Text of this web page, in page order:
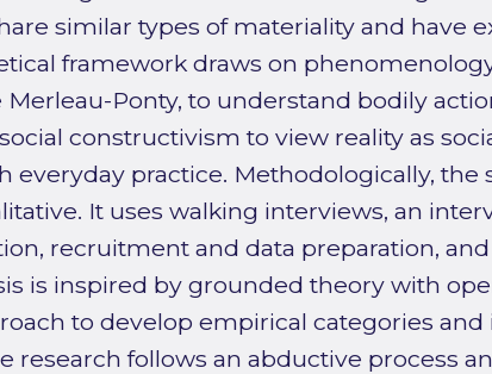
similar types of materiality and have
framework draws on
Ponty, to understand bodily
constructivism to view reality as
everyday practice. Methodologically, the
It uses walking interviews, an
recruitment and data preparation, and
is inspired by grounded theory with
to develop empirical categories and
research follows an abductive process